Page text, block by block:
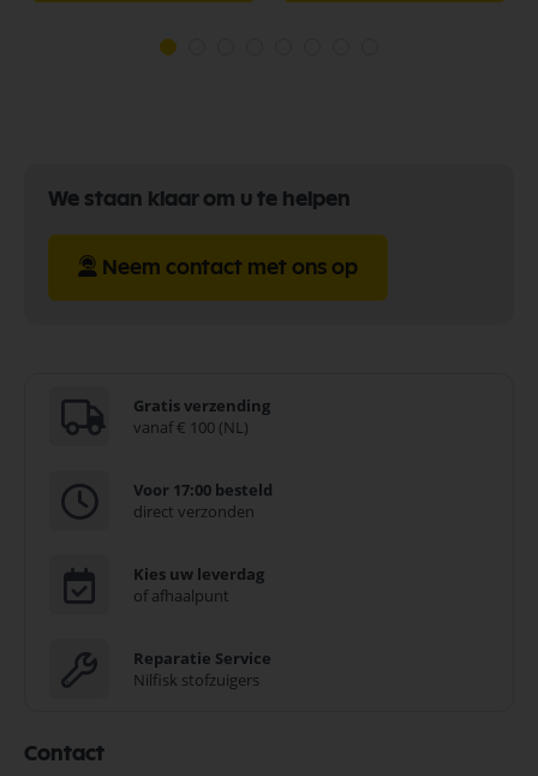
We staan klaar om u te helpen
Neem contact met ons op
Gratis verzending
vanaf € 100 (NL)
Voor 17:00 besteld
direct verzonden
Kies uw leverdag
of afhaalpunt
Reparatie Service
Nilfisk stofzuigers
Contact